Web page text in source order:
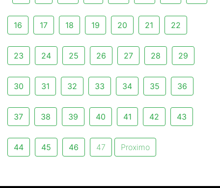
16 17 18 19 20 21 22
23 24 25 26 27 28 29
30 31 32 33 34 35 36
37 38 39 40 41 42 43
44 45 46 47 Proximo